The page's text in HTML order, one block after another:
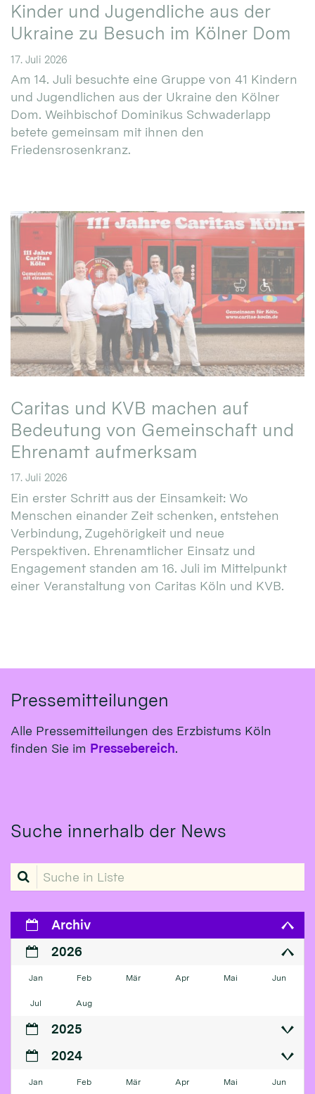
Kinder und Jugendliche aus der
Ukraine zu Besuch im Kölner Dom
17. Juli 2026
Am 14. Juli besuchte eine Gruppe von 41 Kindern
und Jugendlichen aus der Ukraine den Kölner
Dom. Weihbischof Dominikus Schwaderlapp
betete gemeinsam mit ihnen den
Friedensrosenkranz.
Caritas und KVB machen auf
Bedeutung von Gemeinschaft und
Ehrenamt aufmerksam
17. Juli 2026
Ein erster Schritt aus der Einsamkeit: Wo
Menschen einander Zeit schenken, entstehen
Verbindung, Zugehörigkeit und neue
Perspektiven. Ehrenamtlicher Einsatz und
Engagement standen am 16. Juli im Mittelpunkt
einer Veranstaltung von Caritas Köln und KVB.
Pressemitteilungen
Alle Pressemitteilungen des Erzbistums Köln
finden Sie im Pressebereich.
Suche innerhalb der News
Suche in Liste
Archiv
2026
Jan Feb Mär Apr Mai Jun
Jul Aug
2025
2024
Jan Feb Mär Apr Mai Jun